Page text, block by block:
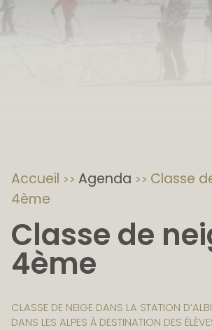
Accueil Agenda
Classe
4ème
Classe de
4ème
CLASSE DE NEIGE DANS LA STATION
DANS LES ALPES À DESTINATION DES